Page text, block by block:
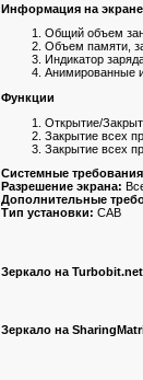
Информация на
Общий объем
Объем памяти,
Индикатор
Анимированные
Функции
Открытие/
Закрытие всех
Закрытие всех
Системные
Разрешение экрана:
Дополнительные
Тип установки: CAB
Зеркало на
Зеркало на